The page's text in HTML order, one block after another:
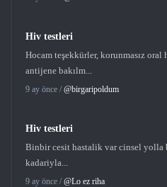
Hiv testleri
Hocam teşekkürler, korunmasız
antijene bakılm...
9 ay önce / @birgaripoldum
Hiv testleri
Binbir cesit hastalik var cinsel yolla
kadariyla...
9 ay önce / @Lo ez riha